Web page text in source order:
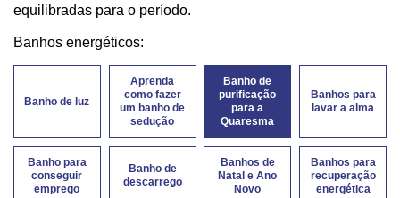
equilibradas para o período.
Banhos energéticos:
Banho de luz
Aprenda
como fazer
um banho de
sedução
Banho de
purificação
para a
Quaresma
Banhos para
lavar a alma
Banho para
conseguir
emprego
Banho de
descarrego
Banhos de
Natal e Ano
Novo
Banhos para
recuperação
energética